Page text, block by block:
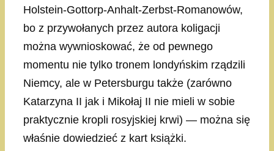
Holstein-Gottorp-Anhalt-Zerbst-Romanowów,
bo z przywołanych przez autora koligacji
można wywnioskować, że od pewnego
momentu nie tylko tronem londyńskim rządzili
Niemcy, ale w Petersburgu także (zarówno
Katarzyna II jak i Mikołaj II nie mieli w sobie
praktycznie kropli rosyjskiej krwi) — można się
właśnie dowiedzieć z kart książki.